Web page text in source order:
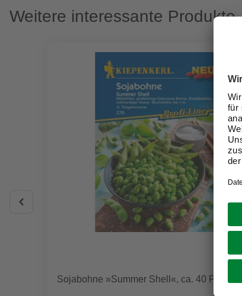
Weitere interessante Produkte
Sojabohne »Summer Shell«, ca. 40 Pflanzen